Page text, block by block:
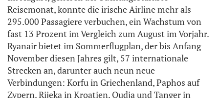
Reisemonat, konnte die irische Airline mehr als
295.000 Passagiere verbuchen, ein Wachstum von
fast 13 Prozent im Vergleich zum August im Vorjahr.
Ryanair bietet im Sommerflugplan, der bis Anfang
November diesen Jahres gilt, 57 internationale
Strecken an, darunter auch neun neue
Verbindungen: Korfu in Griechenland, Paphos auf
Zypern, Rijeka in Kroatien, Oudja und Tanger in